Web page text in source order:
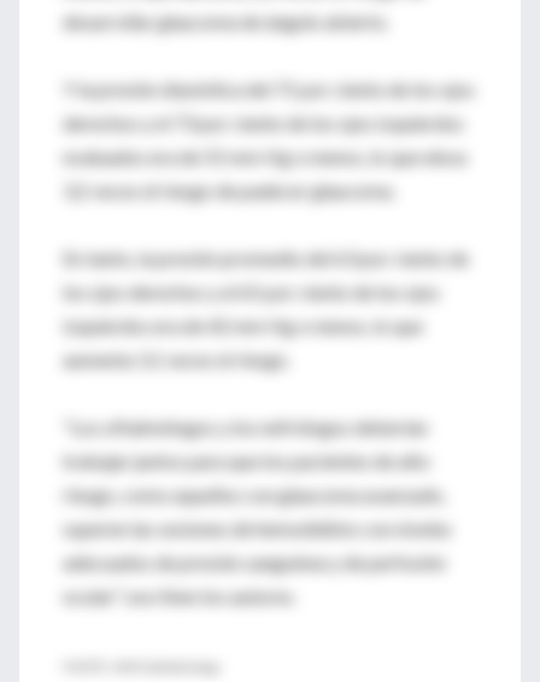
desarrollar glaucoma de ángulo abierto.
Y la presión diastólica del 71 por ciento de los ojos
derechos y el 73 por ciento de los ojos izquierdos
evaluados era de 55 mm Hg o menos, lo que eleva
3,2 veces el riesgo de padecer glaucoma.
En tanto, la presión promedio del 63 por ciento de
los ojos derechos y el 65 por ciento de los ojos
izquierdos era de 42 mm Hg o menos, lo que
aumenta 3,1 veces el riesgo.
"Los oftalmólogos y los nefrólogos deberían
trabajar juntos para que los pacientes de alto
riesgo, como aquellos con glaucoma avanzado,
superen las sesiones de hemodiálisis con niveles
adecuados de presión sanguínea y de perfusión
ocular", escriben los autores.